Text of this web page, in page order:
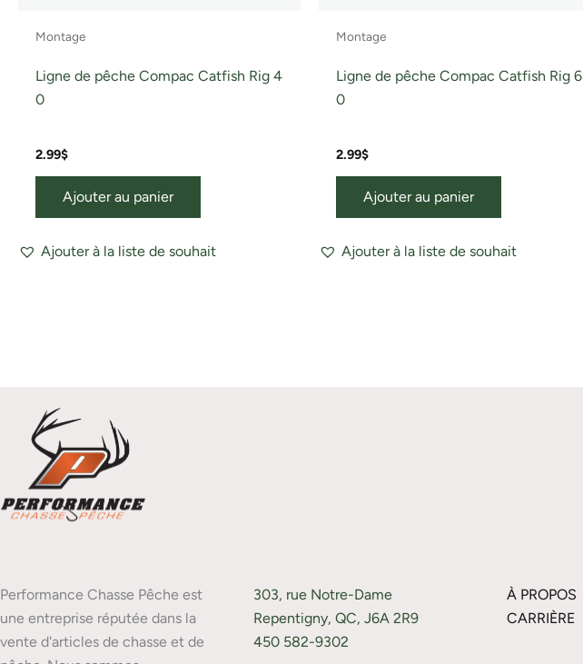
Montage
Ligne de pêche Compac Catfish Rig 4
0
2.99$
Ajouter au panier
Ajouter à la liste de souhait
Montage
Ligne de pêche Compac Catfish Rig 6
0
2.99$
Ajouter au panier
Ajouter à la liste de souhait
Performance Chasse Pêche est
une entreprise réputée dans la
vente d'articles de chasse et de
303, rue Notre-Dame
Repentigny, QC, J6A 2R9
450 582-9302
À PROPOS
CARRIÈRE